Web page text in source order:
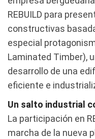
REBUILD para
constructivas
especial
Laminated Timber),
desarrollo de una
eficiente e
Un salto industrial
La participación en
marcha de la nueva